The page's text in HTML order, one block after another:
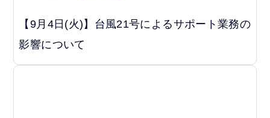
【9月4日(火)】台風21号によるサポート業務の
影響について